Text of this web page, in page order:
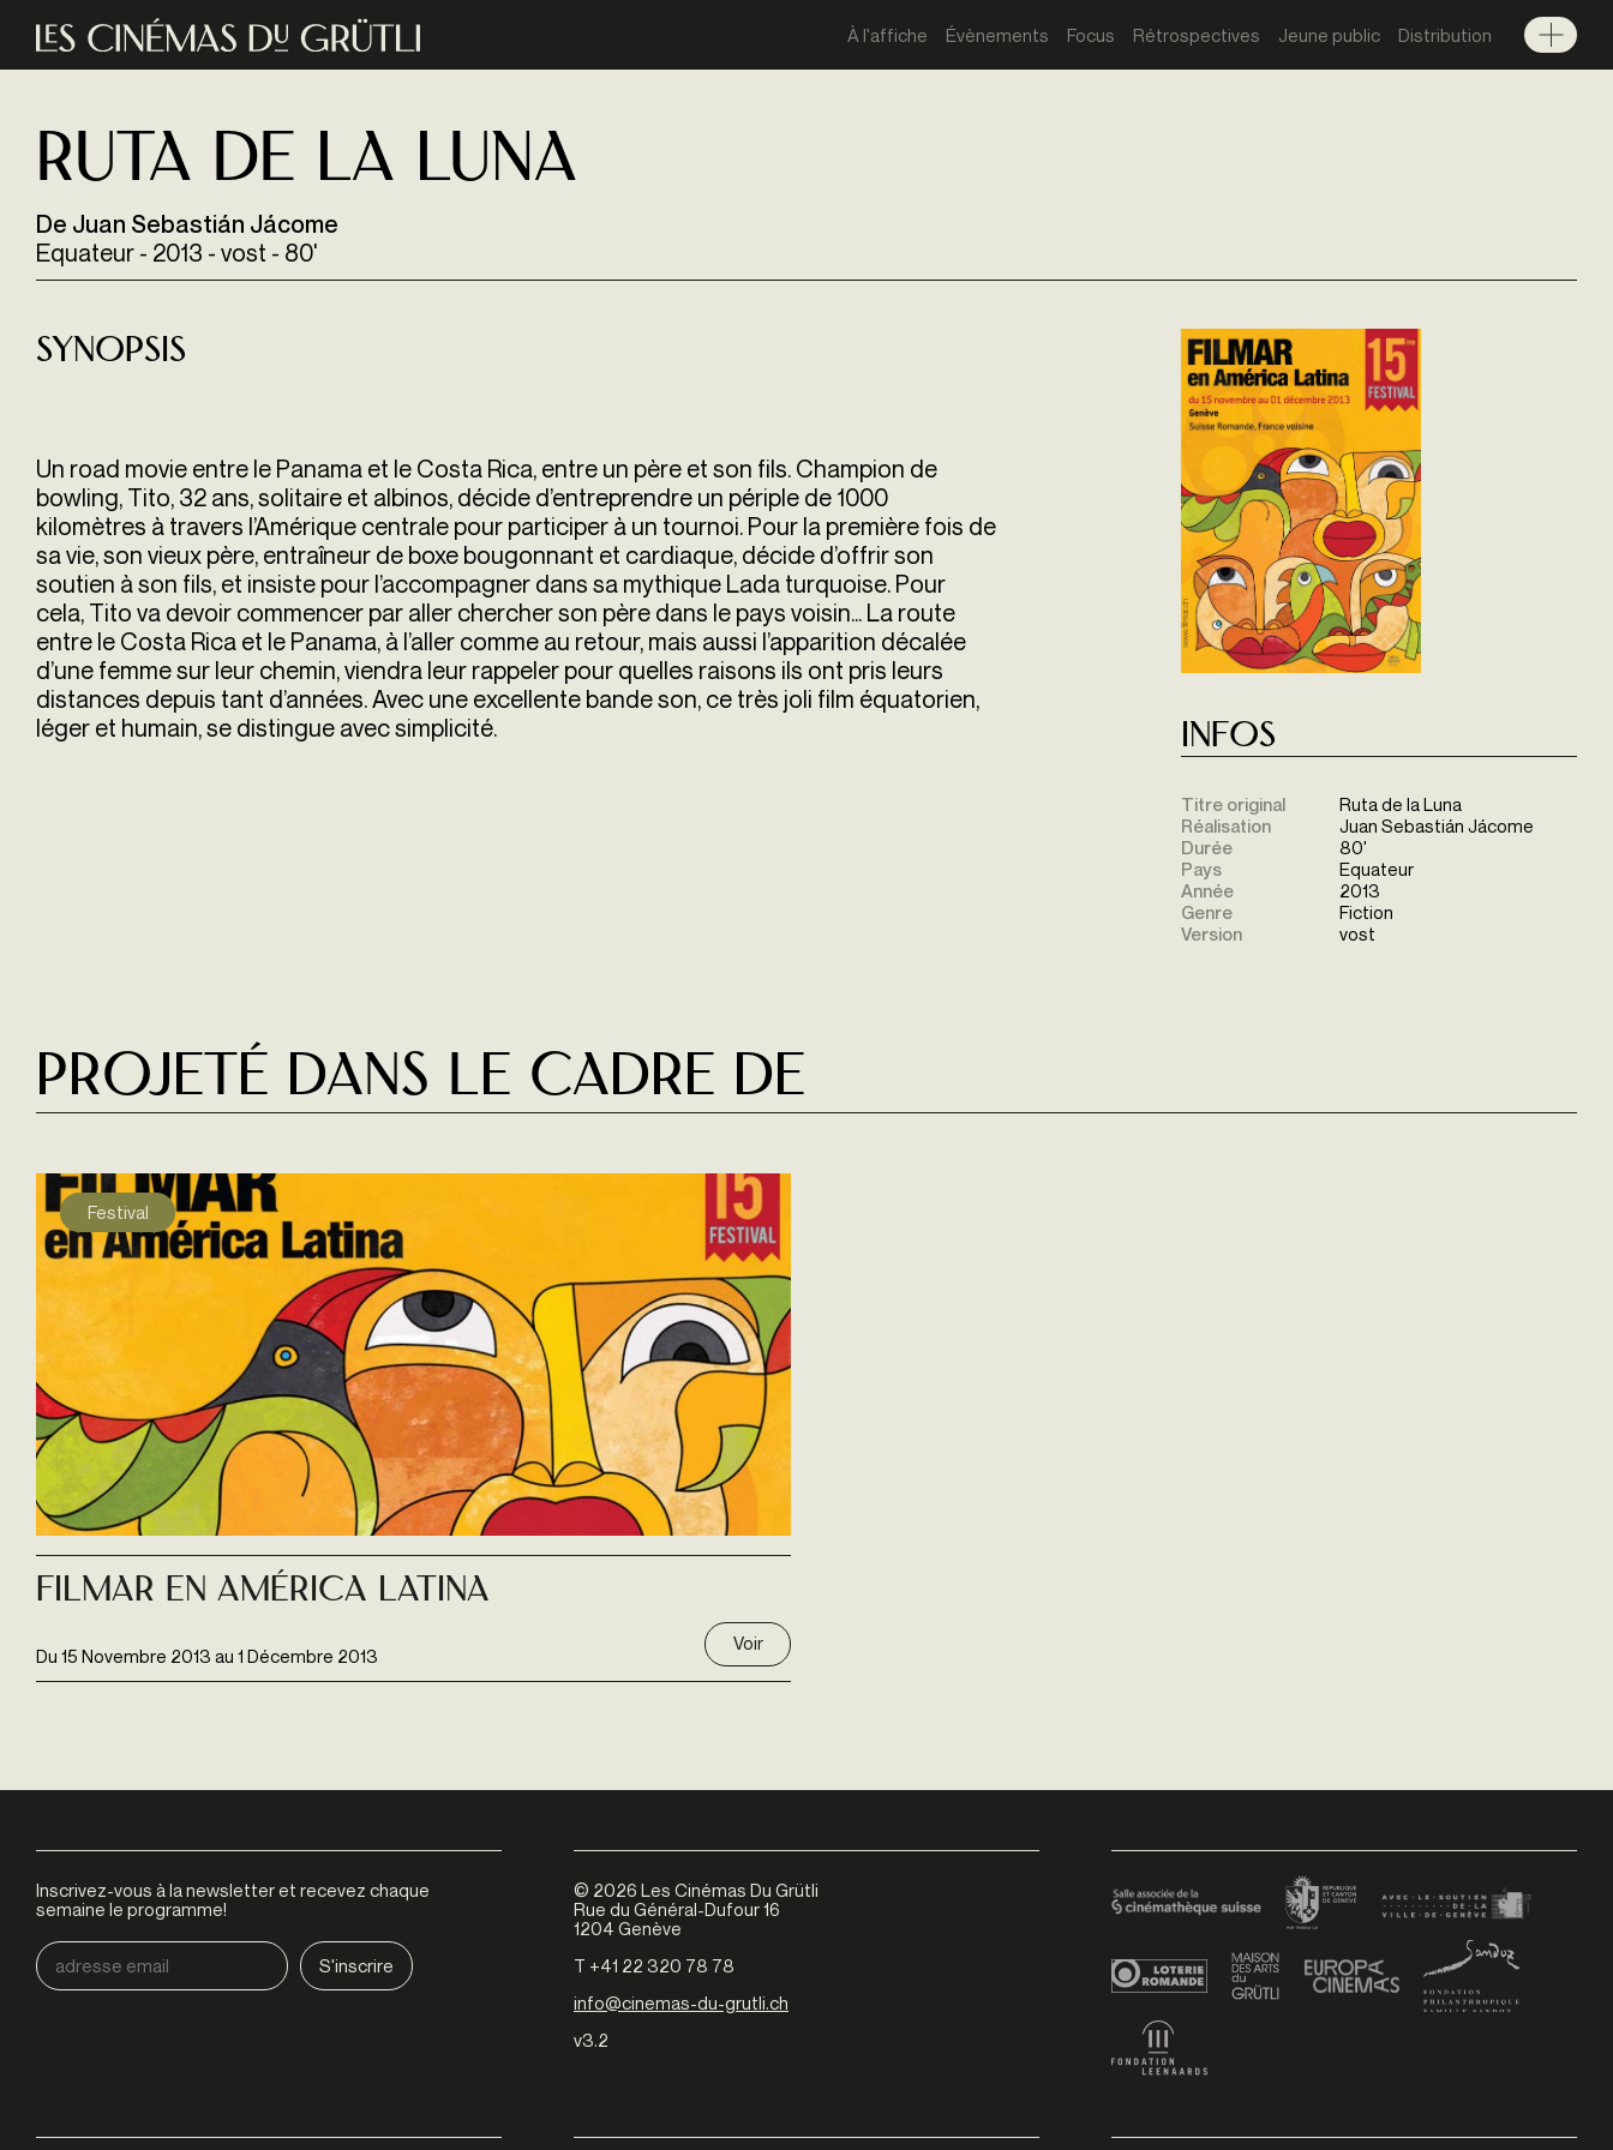
Aller au contenu principal
À l'affiche Évènements Focus Rétrospectives Jeune public Distribution
Menu
Ruta de la Luna
De Juan Sebastián Jácome
Equateur - 2013 - vost - 80'
Synopsis
Un road movie entre le Panama et le Costa Rica, entre un père et son fils. Champion de
bowling, Tito, 32 ans, solitaire et albinos, décide d’entreprendre un périple de 1000
kilomètres à travers l’Amérique centrale pour participer à un tournoi. Pour la première fois de
sa vie, son vieux père, entraîneur de boxe bougonnant et cardiaque, décide d’offrir son
soutien à son fils, et insiste pour l’accompagner dans sa mythique Lada turquoise. Pour
cela, Tito va devoir commencer par aller chercher son père dans le pays voisin... La route
entre le Costa Rica et le Panama, à l’aller comme au retour, mais aussi l’apparition décalée
d’une femme sur leur chemin, viendra leur rappeler pour quelles raisons ils ont pris leurs
distances depuis tant d’années. Avec une excellente bande son, ce très joli film équatorien,
léger et humain, se distingue avec simplicité.
Infos
Titre original
Ruta de la Luna
Réalisation
Juan Sebastián Jácome
Durée
80'
Pays
Equateur
Année
2013
Genre
Fiction
Version
vost
Projeté dans le cadre de
Festival
Du 15 Novembre 2013 au 1 Décembre 2013
Filmar En América Latina
Voir
Inscrivez-vous à la newsletter et recevez chaque
semaine le programme!
© 2026 Les Cinémas Du Grütli
Rue du Général-Dufour 16
1204 Genève
T +41 22 320 78 78
info@cinemas-du-grutli.ch
v3.2